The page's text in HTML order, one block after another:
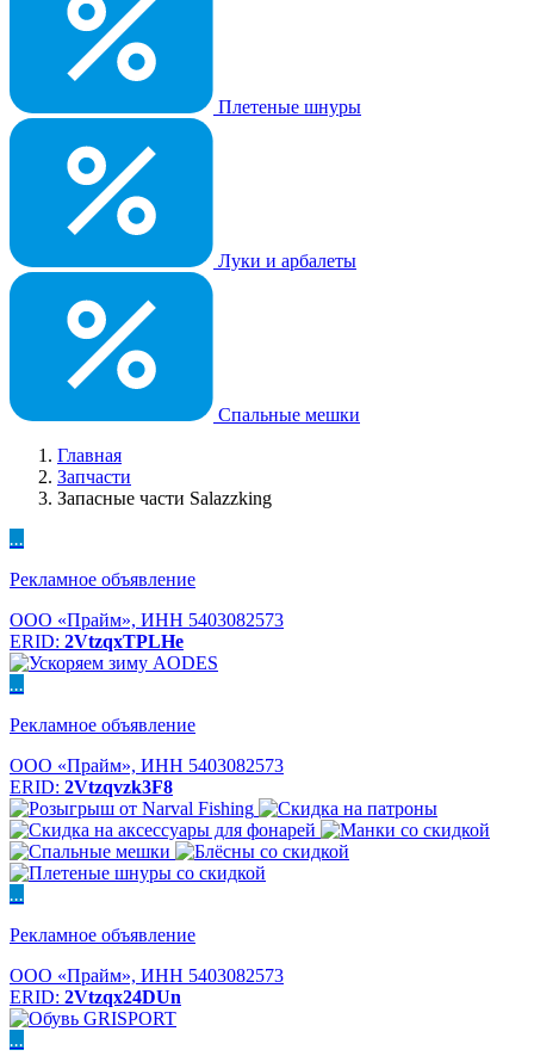
Плетеные шнуры
Луки и арбалеты
Спальные мешки
Главная
Запчасти
Запасные части Salazzking
...
Рекламное объявление
ООО «Прайм», ИНН 5403082573
ERID: 2VtzqxTPLHe
...
Рекламное объявление
ООО «Прайм», ИНН 5403082573
ERID: 2Vtzqvzk3F8
...
Рекламное объявление
ООО «Прайм», ИНН 5403082573
ERID: 2Vtzqx24DUn
...